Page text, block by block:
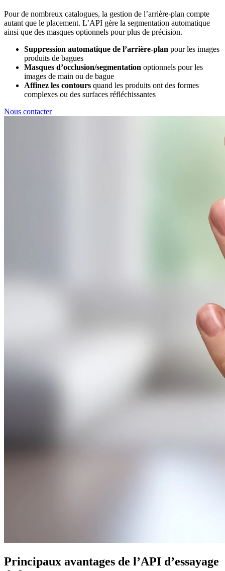
Pour de nombreux catalogues, la gestion de l’arrière-plan compte
autant que le placement. L’API gère la segmentation automatique
ainsi que des masques optionnels pour plus de précision.
Suppression automatique de l’arrière-plan pour les images
produits de bagues
Masques d’occlusion/segmentation optionnels pour les
images de main ou de bague
Affinez les contours quand les produits ont des formes
complexes ou des surfaces réfléchissantes
Nous contacter
Principaux avantages de l’API d’essayage